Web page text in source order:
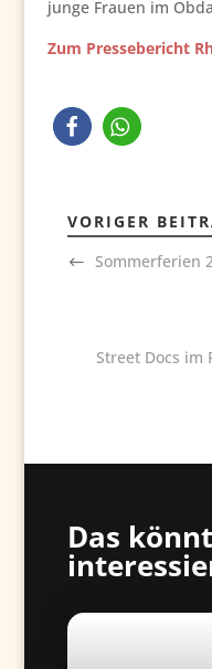
junge Frauen im
Zum Pressebericht
VORIGER
Sommerferien
Street Docs im
Das